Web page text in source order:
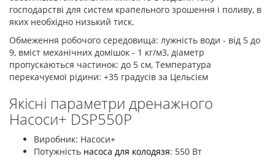
господарстві для систем крапельного зрошення і поливу, в
яких необхідно низький тиск.
Обмеження робочого середовища: лужність води - від 5 до
9, вміст механічних домішок - 1 кг/м3, діаметр
пропускаються частинок: до 5 см, Температура
перекачуємої рідини: +35 градусів за Цельсієм
Якісні параметри дренажного
Насоси+ DSP550P
Виробник: Насоси+
Потужність насоса для колодязя: 550 Вт